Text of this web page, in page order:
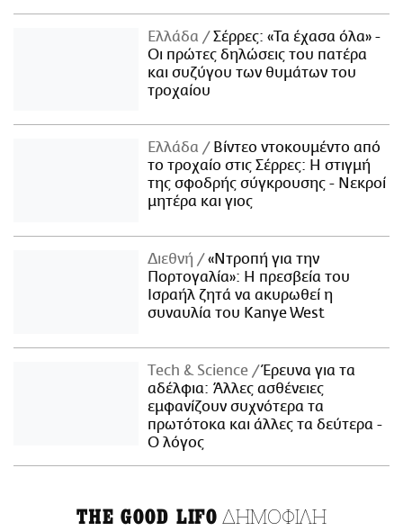
Ελλάδα
Σέρρες: «Τα έχασα όλα» -
Οι πρώτες δηλώσεις του πατέρα
και συζύγου των θυμάτων του
τροχαίου
Ελλάδα
Βίντεο ντοκουμέντο από
το τροχαίο στις Σέρρες: Η στιγμή
της σφοδρής σύγκρουσης - Νεκροί
μητέρα και γιος
Διεθνή
«Ντροπή για την
Πορτογαλία»: Η πρεσβεία του
Ισραήλ ζητά να ακυρωθεί η
συναυλία του Kanye West
Τech & Science
Έρευνα για τα
αδέλφια: Άλλες ασθένειες
εμφανίζουν συχνότερα τα
πρωτότοκα και άλλες τα δεύτερα -
Ο λόγος
THE GOOD LIFO ΔΗΜΟΦΙΛΗ